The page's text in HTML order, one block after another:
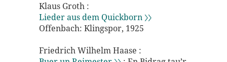
Klaus Groth :
Lieder aus dem Quickborn 〉〉
Offenbach: Klingspor, 1925
Friedrich Wilhelm Haase :